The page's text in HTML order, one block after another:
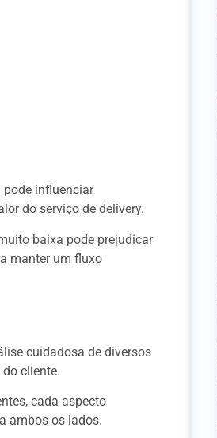
pode influenciar
do serviço de delivery.
baixa pode prejudicar
manter um fluxo
cuidadosa de diversos
cliente.
cada aspecto
ambos os lados.